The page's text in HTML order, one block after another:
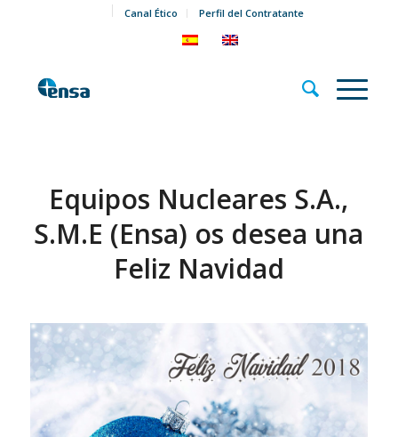
Canal Ético Perfil del Contratante
Equipos Nucleares S.A.,
S.M.E (Ensa) os desea una
Feliz Navidad